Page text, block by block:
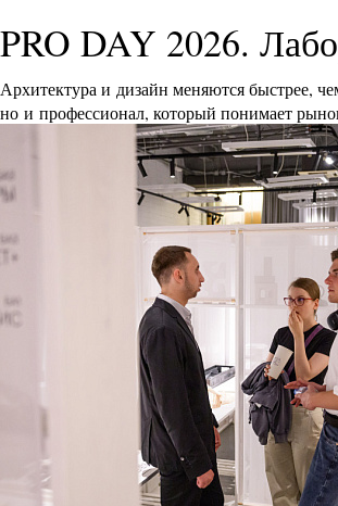
PRO DAY 2026.
Архитектура и дизайн меняются быстрее,
но и профессионал, который понимает